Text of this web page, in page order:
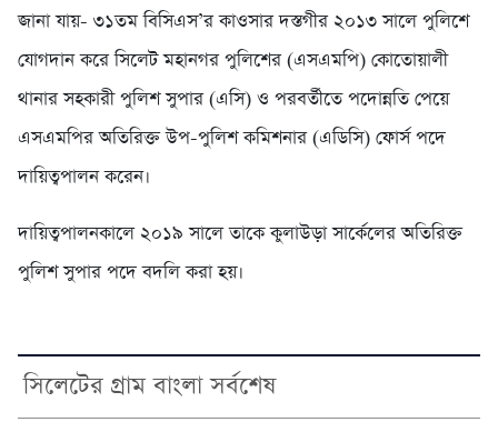
জানা যায়- ৩১তম বিসিএস’র কাওসার দস্তগীর ২০১৩ সালে পুলিশে
যোগদান করে সিলেট মহানগর পুলিশের (এসএমপি) কোতোয়ালী
থানার সহকারী পুলিশ সুপার (এসি) ও পরবর্তীতে পদোন্নতি পেয়ে
এসএমপির অতিরিক্ত উপ-পুলিশ কমিশনার (এডিসি) ফোর্স পদে
দায়িত্বপালন করেন।
দায়িত্বপালনকালে ২০১৯ সালে তাকে কুলাউড়া সার্কেলের অতিরিক্ত
পুলিশ সুপার পদে বদলি করা হয়।
সিলেটের গ্রাম বাংলা সর্বশেষ